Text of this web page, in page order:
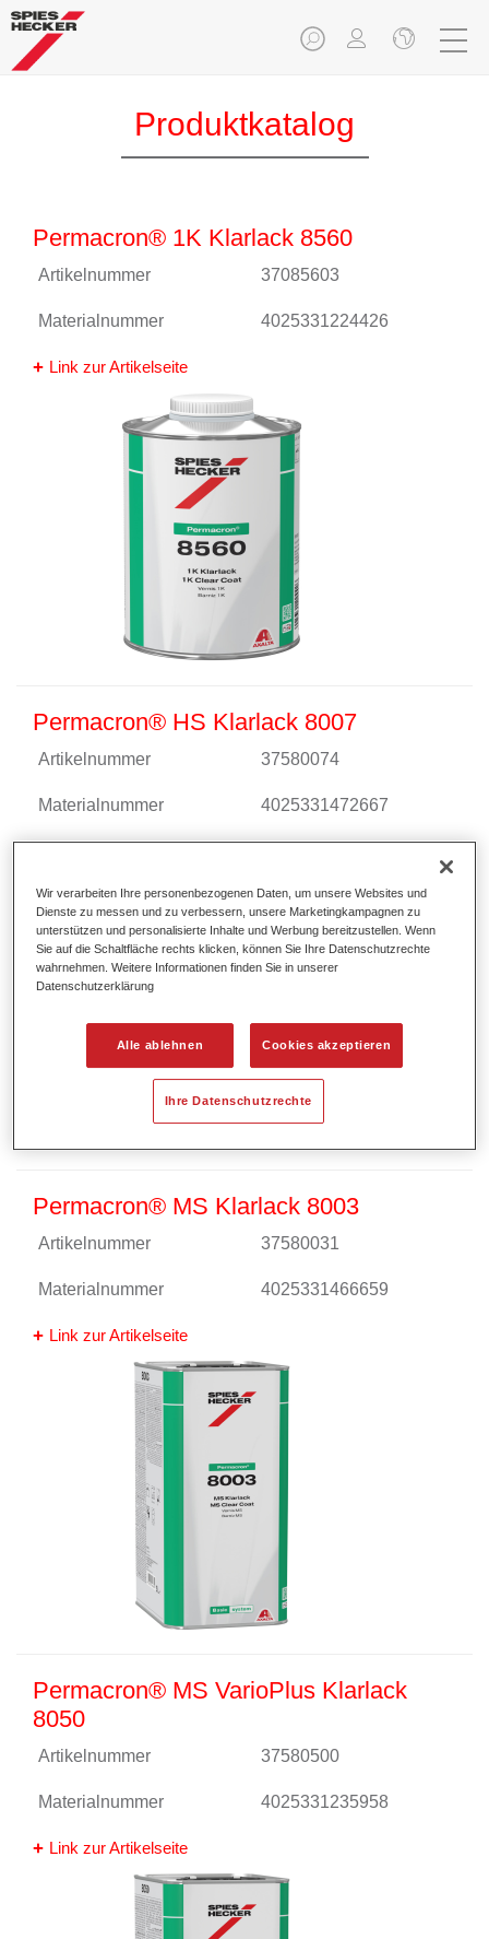
Produktkatalog
Permacron® 1K Klarlack 8560
Artikelnummer 37085603
Materialnummer 4025331224426
Link zur Artikelseite
Permacron® HS Klarlack 8007
Artikelnummer 37580074
Materialnummer 4025331472667
Permacron® MS Klarlack 8003
Artikelnummer 37580031
Materialnummer 4025331466659
Link zur Artikelseite
Permacron® MS VarioPlus Klarlack
8050
Artikelnummer 37580500
Materialnummer 4025331235958
Link zur Artikelseite
Wir verarbeiten Ihre personenbezogenen Daten, um unsere Websites und
Dienste zu messen und zu verbessern, unsere Marketingkampagnen zu
unterstützen und personalisierte Inhalte und Werbung bereitzustellen. Wenn
Sie auf die Schaltfläche rechts klicken, können Sie Ihre Datenschutzrechte
wahrnehmen. Weitere Informationen finden Sie in unserer
Datenschutzerklärung
Alle ablehnen Cookies akzeptieren
Ihre Datenschutzrechte